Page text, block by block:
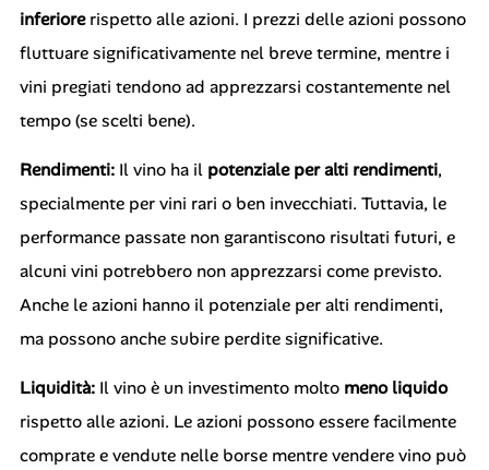
inferiorerispetto alle azioni. I prezzi delle azioni possono
fluttuare significativamente nel breve termine, mentre i
vini pregiati tendono ad apprezzarsi costantemente nel
tempo (se scelti bene).
Rendimenti:Il vino ha il potenziale per alti rendimenti,
specialmente per vini rari o ben invecchiati. Tuttavia, le
performance passate non garantiscono risultati futuri, e
alcuni vini potrebbero non apprezzarsi come previsto.
Anche le azioni hanno il potenziale per alti rendimenti,
ma possono anche subire perdite significative.
Liquidità: Il vino è un investimento molto meno liquido
rispetto alle azioni. Le azioni possono essere facilmente
comprate e vendute nelle borse mentre vendere vino può